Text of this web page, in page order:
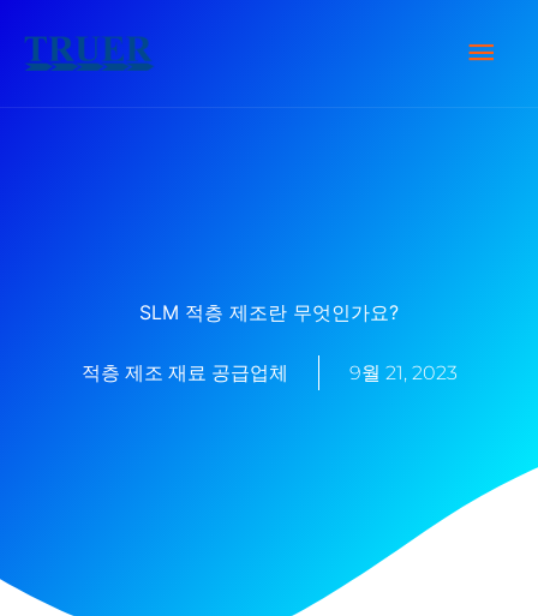
메
SLM 적층 제조란 무엇인가요?
적층 제조 재료 공급업체 9월 21, 2023